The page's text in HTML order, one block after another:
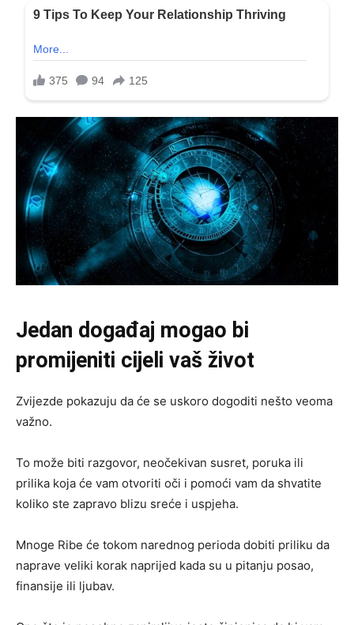
Jedan događaj mogao bi
promijeniti cijeli vaš život
Zvijezde pokazuju da će se uskoro dogoditi nešto veoma
važno.
To može biti razgovor, neočekivan susret, poruka ili
prilika koja će vam otvoriti oči i pomoći vam da shvatite
koliko ste zapravo blizu sreće i uspjeha.
Mnoge Ribe će tokom narednog perioda dobiti priliku da
naprave veliki korak naprijed kada su u pitanju posao,
finansije ili ljubav.